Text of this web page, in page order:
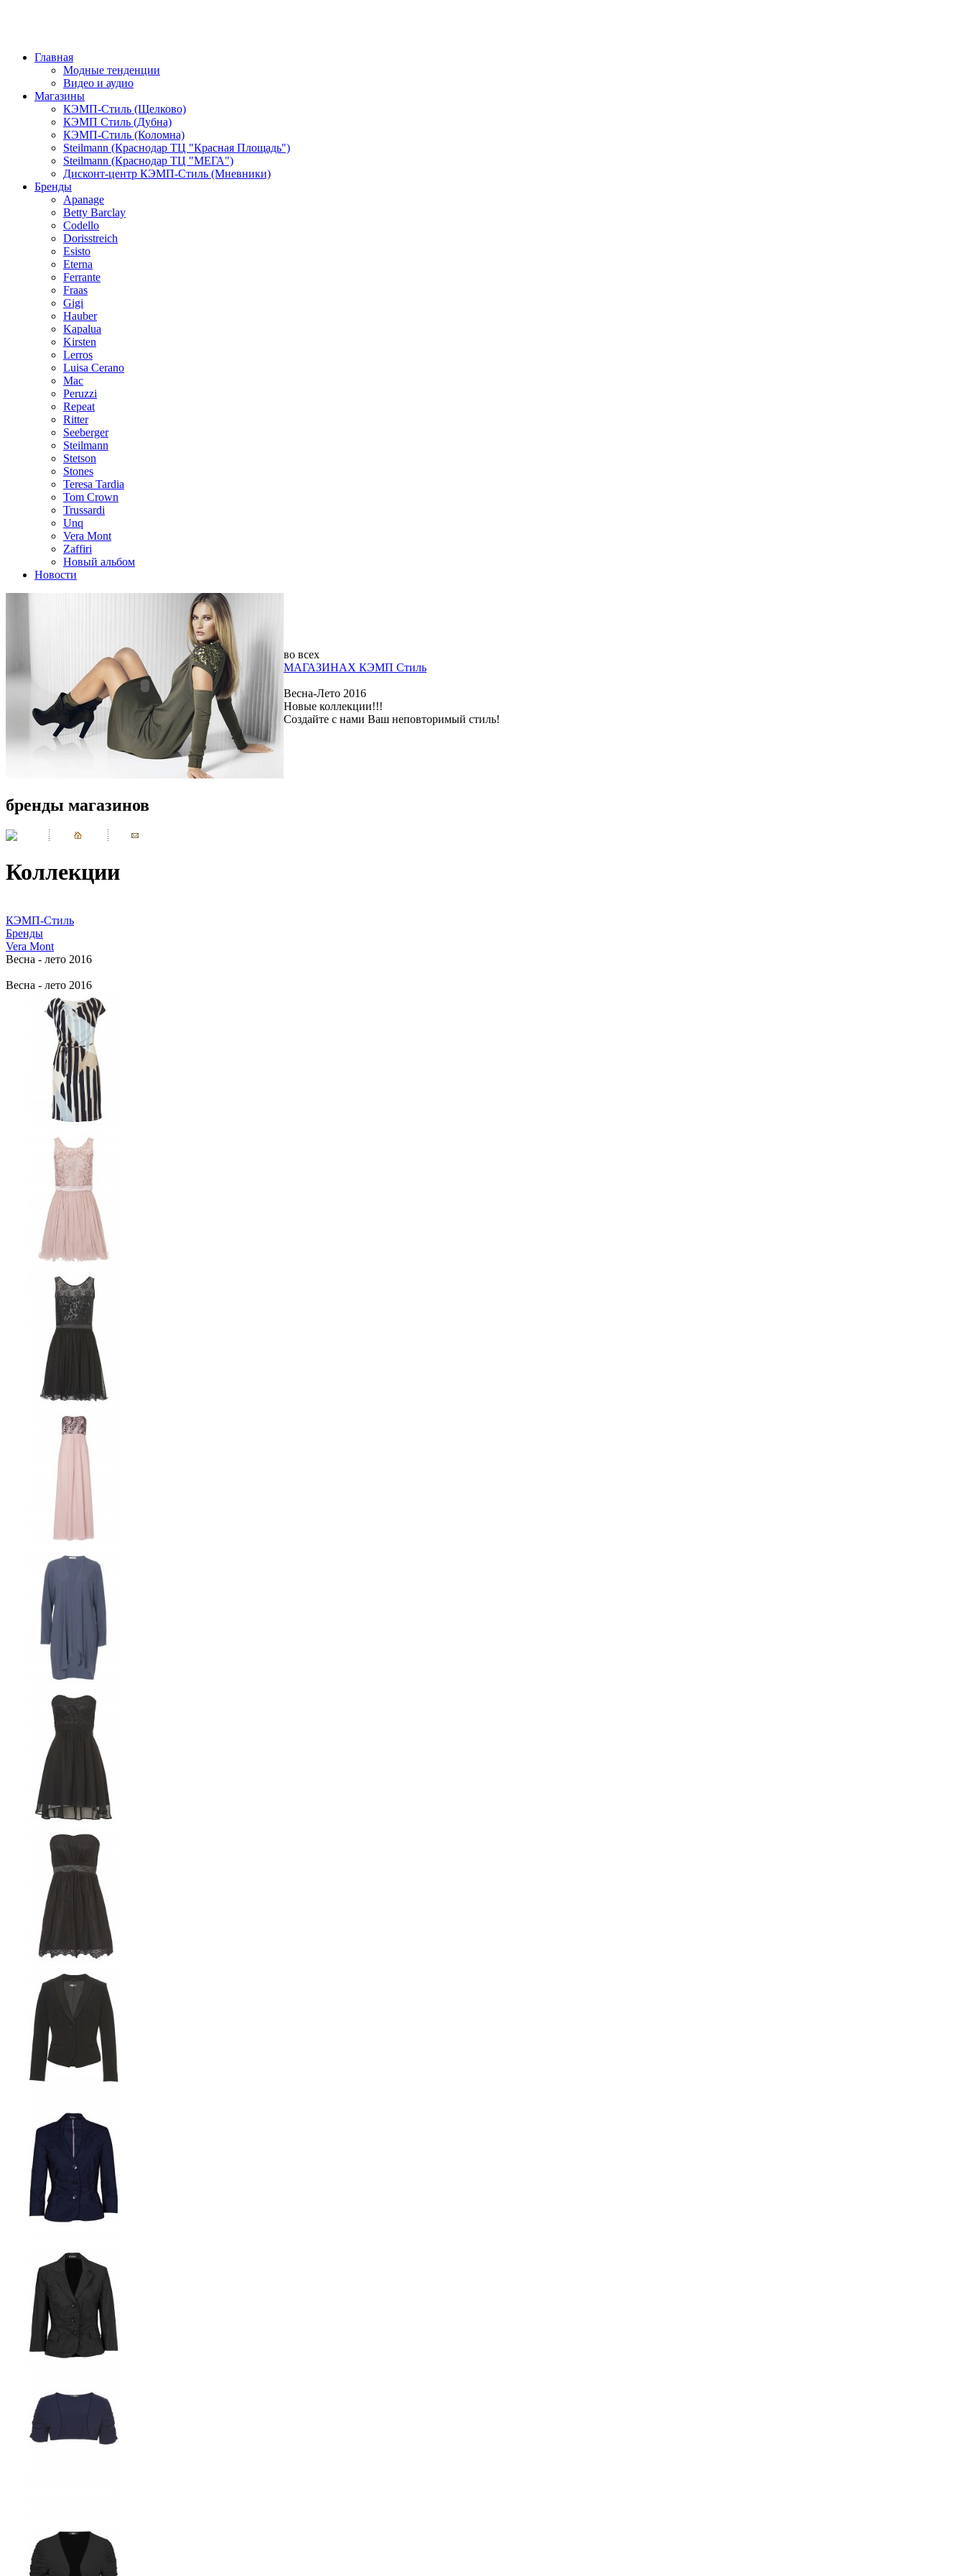
Главная
Модные тенденции
Видео и аудио
Магазины
КЭМП-Стиль (Щелково)
КЭМП Стиль (Дубна)
КЭМП-Стиль (Коломна)
Steilmann (Краснодар ТЦ "Красная Площадь")
Steilmann (Краснодар ТЦ "МЕГА")
Дисконт-центр КЭМП-Стиль (Мневники)
Бренды
Apanage
Betty Barclay
Codello
Dorisstreich
Esisto
Eterna
Ferrante
Fraas
Gigi
Hauber
Kapalua
Kirsten
Lerros
Luisa Cerano
Mac
Peruzzi
Repeat
Ritter
Seeberger
Steilmann
Stetson
Stones
Teresa Tardia
Tom Crown
Trussardi
Unq
Vera Mont
Zaffiri
Новый альбом
Новости
во всех
МАГАЗИНАХ КЭМП Стиль
Весна-Лето 2016
Новые коллекции!!!
Создайте с нами Ваш неповторимый стиль!
бренды магазинов
Коллекции
КЭМП-Стиль
Бренды
Vera Mont
Весна - лето 2016
Весна - лето 2016